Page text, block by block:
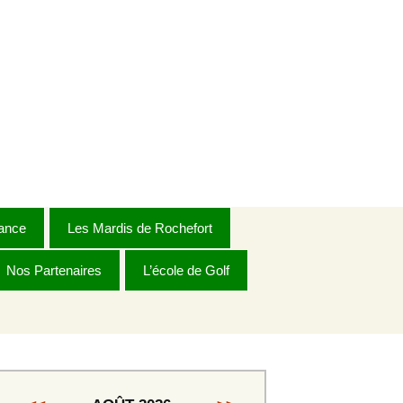
Les Mardis de Rochefort
Règlement 2026
Messieurs 1ère série
Nos Partenaires L’école de Golf